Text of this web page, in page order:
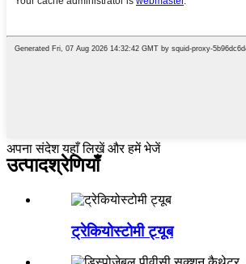
अपना संदेश यहाँ लिखें और हमें भेजें
उत्पादश्रेणियाँ
ट्रेकियोस्टोमी ट्यूब